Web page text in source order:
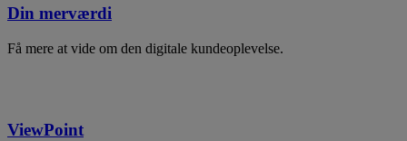
Din merværdi
Få mere at vide om den digitale kundeoplevelse.
ViewPoint